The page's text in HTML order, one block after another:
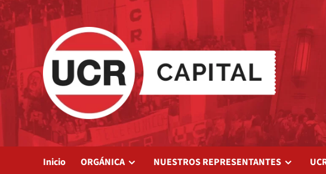
Saltar
al
contenido
Inicio ORGÁNICA NUESTROS REPRESENTANTES